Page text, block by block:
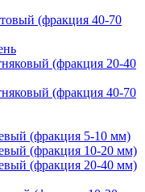
(фракция 40-70
(фракция 20-40
(фракция 40-70
(фракция 5-10 мм)
(фракция 10-20 мм)
(фракция 20-40 мм)